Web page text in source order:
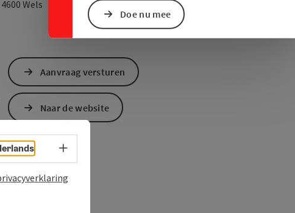
Doe nu mee
4600 Wels Openen in Google Maps
Aanvraag versturen
Naar de website
Taalkeuze - menu openen